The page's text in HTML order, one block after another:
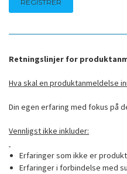
Retningslinjer for
Hva skal en produktanmeldelse
Din egen erfaring med fokus på
Vennligst ikke inkluder:
Erfaringer som ikke er
Erfaringer i forbindelse med